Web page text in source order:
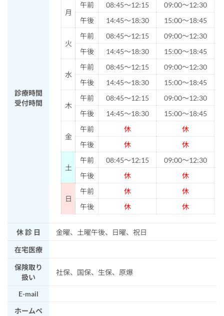
診療時間
受付時間
月
午前 08:45～12:15
09:00～12:30
午後
14:45～18:30 15:00～18:45
火
午前 08:45～12:15
09:00～12:30
午後
14:45～18:30 15:00～18:45
水
午前 08:45～12:15
09:00～12:30
午後
14:45～18:30 15:00～18:45
木
午前 08:45～12:15
09:00～12:30
午後
14:45～18:30 15:00～18:45
金
午前 休
休
午後
休 休
土
午前 08:45～12:15
09:00～12:30
午後
休 休
日
午前 休
休
午後
休 休
休 診 日 金曜、土曜午後、日曜、祝日
在宅医療
保険取り
扱い
社保、国保、生保、原爆
E-mail
ホームペ